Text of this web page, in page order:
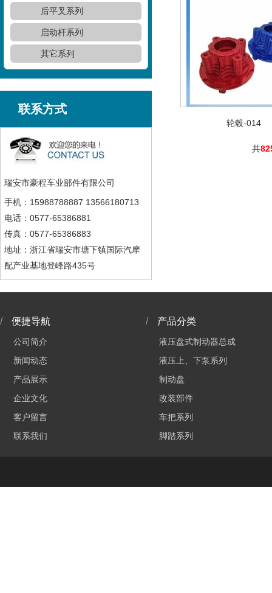
后平叉系列
启动杆系列
其它系列
联系方式
瑞安市豪程车业部件有限公司
手机：15988788887 13566180713
电话：0577-65386881
传真：0577-65386883
地址：浙江省瑞安市塘下镇国际汽摩
配产业基地登峰路435号
轮毂-014
共
/ 便捷导航
公司简介
新闻动态
产品展示
企业文化
客户留言
联系我们
/ 产品分类
液压盘式制动器总成
液压上、下泵系列
制动盘
改装部件
车把系列
脚踏系列